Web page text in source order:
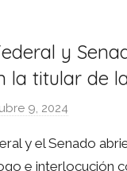
t
i
y
la titular de
9, 2024
r
y el Senado
e interlocución